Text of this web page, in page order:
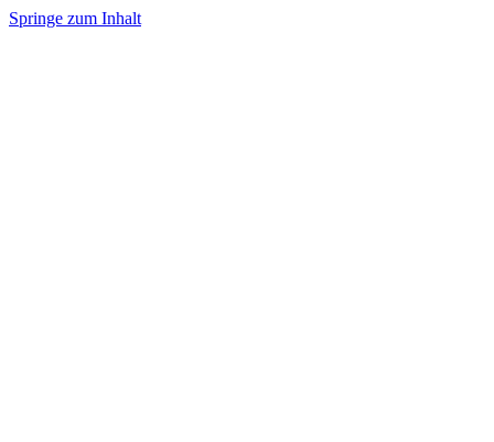
Springe zum Inhalt